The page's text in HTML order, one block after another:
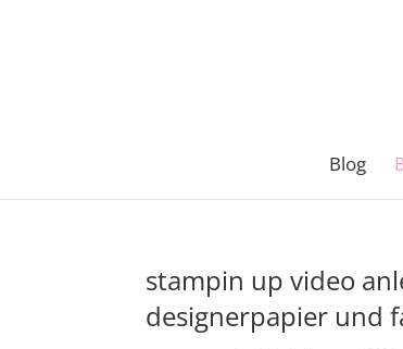
Blog
stampin up video
designerpapier und